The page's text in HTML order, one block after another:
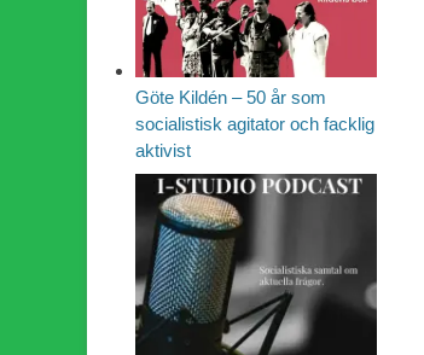
Göte Kildén – 50 år som
socialistisk agitator och facklig
aktivist